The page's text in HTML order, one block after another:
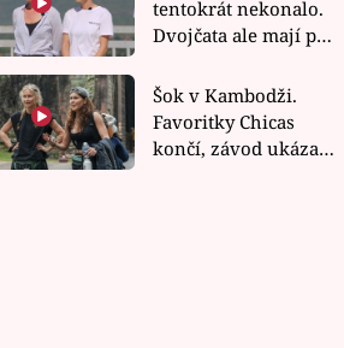
tentokrát nekonalo.
Dvojčata ale mají po
závodu nůž na krku
Šok v Kambodži.
Favoritky Chicas
končí, závod ukázal